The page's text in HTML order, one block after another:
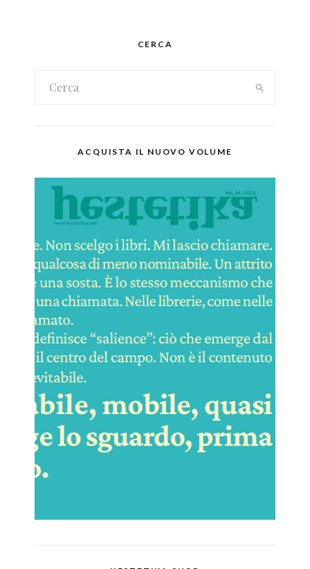
CERCA
ACQUISTA IL NUOVO VOLUME